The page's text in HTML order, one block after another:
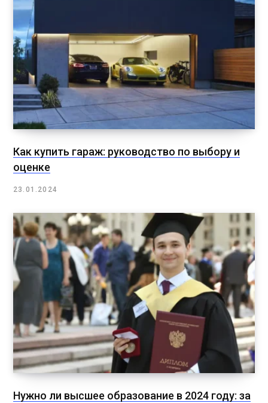
Как купить гараж: руководство по выбору и
оценке
23.01.2024
Нужно ли высшее образование в 2024 году: за